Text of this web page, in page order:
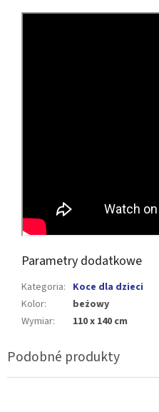
Parametry dodatkowe
Kategoria: Koce dla dzieci
Kolor:
beżowy
Wymiar: 110 x 140 cm